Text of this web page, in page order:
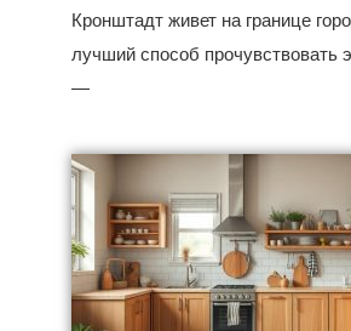
Кронштадт живет на границе
лучший способ прочувствовать
—